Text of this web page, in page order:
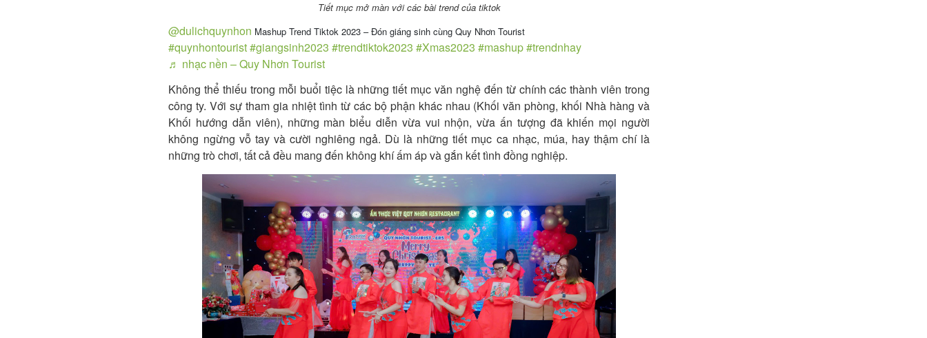
Tiết mục mở màn với các bài trend của tiktok
@dulichquynhon Mashup Trend Tiktok 2023 – Đón giáng sinh cùng Quy Nhơn Tourist
#quynhontourist#giangsinh2023 #trendtiktok2023 #Xmas2023 #mashup#trendnhay
♬ nhạc nền – Quy Nhơn Tourist
Không thể thiếu trong mỗi buổi tiệc là những tiết mục văn nghệ đến từ chính các thành viên trong
công ty. Với sự tham gia nhiệt tình từ các bộ phận khác nhau (Khối văn phòng, khối Nhà hàng và
Khối hướng dẫn viên), những màn biểu diễn vừa vui nhộn, vừa ấn tượng đã khiến mọi người
không ngừng vỗ tay và cười nghiêng ngả. Dù là những tiết mục ca nhạc, múa, hay thậm chí là
những trò chơi, tất cả đều mang đến không khí ấm áp và gắn kết tình đồng nghiệp.